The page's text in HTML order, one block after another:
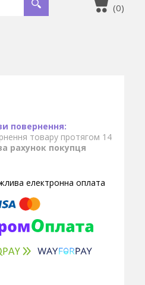
товару протягом 14
рахунок покупця